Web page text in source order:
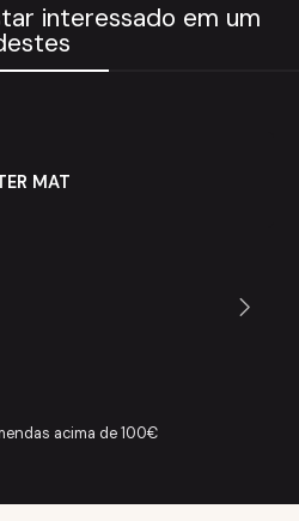
interessado em um
MAT
acima de 100€